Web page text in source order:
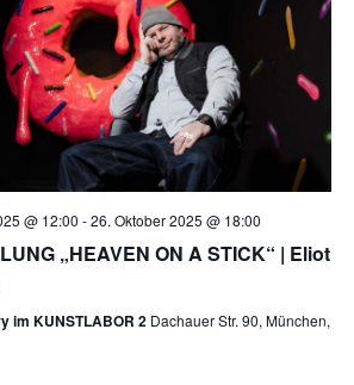
„HEAVEN ON A STICK“ | Eliot
@ 12:00 -26. Oktober 2025 @ 18:00
im KUNSTLABOR 2 Dachauer Str. 90, München,